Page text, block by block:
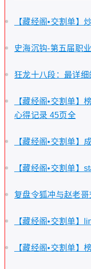
【藏经阁•交割单】
史海沉钩-第五届职
狂龙十八段：最详细
【藏经阁•交割单】
心得记录 45页全
【藏经阁•交割单】
【藏经阁•交割单】
复盘令狐冲与赵老
【藏经阁•交割单】
【藏经阁•交割单】